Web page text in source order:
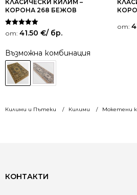
Килими и Пътеки Килими Мокетени
КЛАСИЧЕСКИ КИЛИМ –
КОРОНА 268 БЕЖОВ
Оценено на
5.00
от: 41.50 €/ бр.
Възможна комбинация
от:
КОНТАКТИ